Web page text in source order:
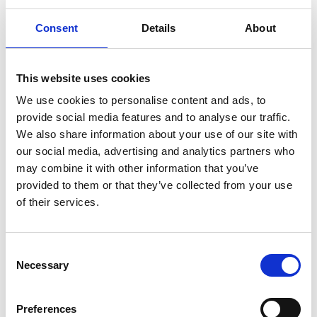
Consent Details About
This website uses cookies
We use cookies to personalise content and ads, to
provide social media features and to analyse our traffic.
We also share information about your use of our site with
our social media, advertising and analytics partners who
may combine it with other information that you’ve
provided to them or that they’ve collected from your use
of their services.
Selection
Necessary
Preferences
Stockholm med G&W Fondkommission som
Gapwaves AB (Publ) Årsredovisning
2024
Recent Press Releases